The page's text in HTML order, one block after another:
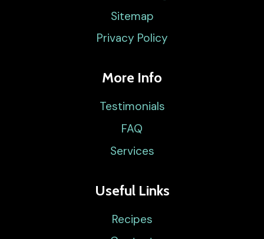
Sitemap
Privacy Policy
More Info
Testimonials
FAQ
Services
Useful Links
Recipes